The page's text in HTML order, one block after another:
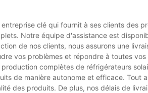
entreprise clé qui fournit à ses clients des
Notre équipe d'assistance est
de nos clients, nous assurons une
vos problèmes et répondre à toutes
production complètes de réfrigérateurs
de manière autonome et efficace.
des produits. De plus, nos délais de